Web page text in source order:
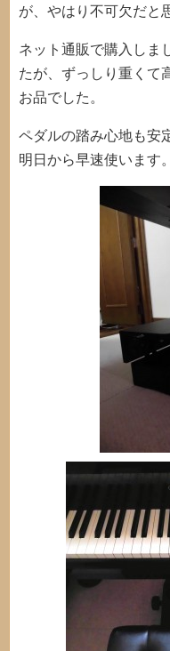
が、やはり不可欠だと
ネット通販で購入しま
たが、ずっしり重くて
お品でした。
ペダルの踏み心地も安
明日から早速使います。